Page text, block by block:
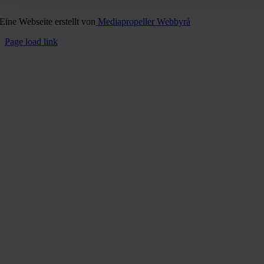
Eine Webseite erstellt von Mediapropeller Webbyrå
Page load link